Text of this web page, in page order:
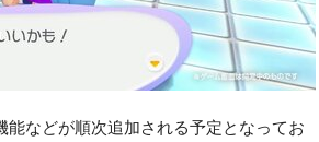
などが順次追加される予定となってお